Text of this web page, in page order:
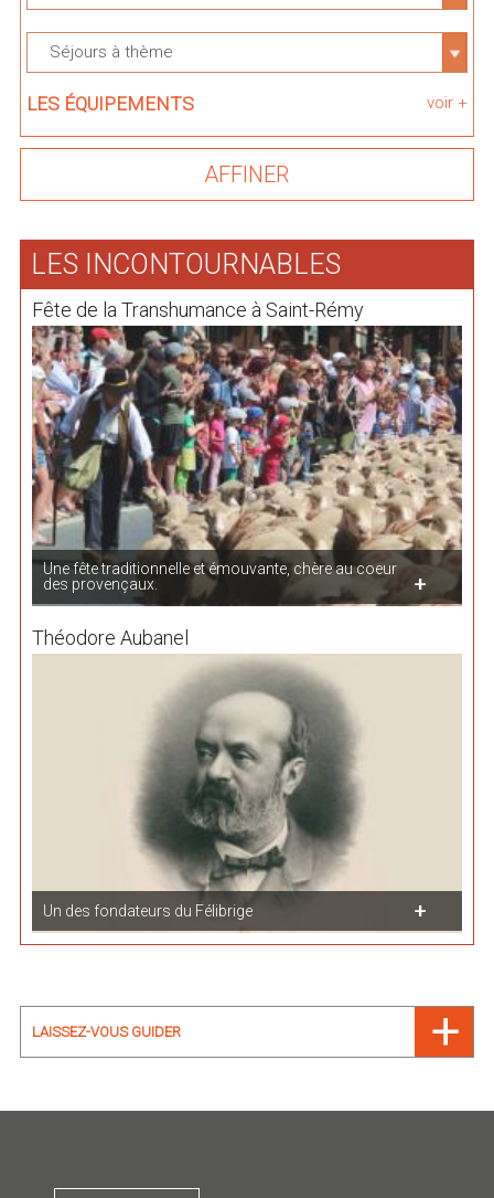
Séjours à thème
LES ÉQUIPEMENTS voir +
LES INCONTOURNABLES
Fête de la Transhumance à Saint-Rémy
Une fête traditionnelle et émouvante, chère au coeur
des provençaux.
Théodore Aubanel
Un des fondateurs du Félibrige
LAISSEZ-VOUS GUIDER